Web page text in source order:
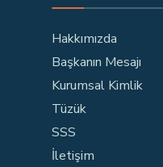
Hakkımızda
Başkanın Mesajı
Kurumsal Kimlik
Tüzük
SSS
İletişim